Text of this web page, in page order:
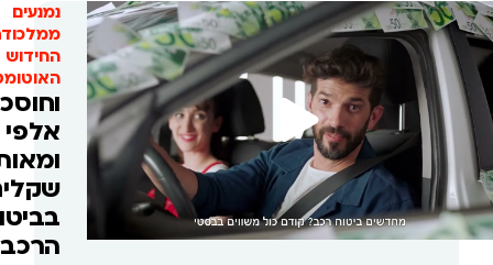
נמנעים
ממלכודת
החידוש
האוטומטי
וחוסכים
אלפי
ומאות
שקלים
בביטוח
הרכב